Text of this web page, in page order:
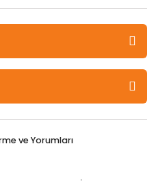
Tahkim Mahkemesi (CAS)
Yayınları
ve sportif faaliyetlerin
sportif uyuşmazlıklardan
ve Yorumları